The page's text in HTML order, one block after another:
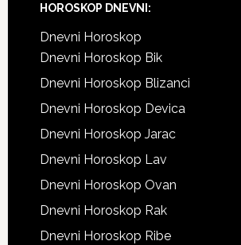
Footer
HOROSKOP DNEVNI:
Dnevni Horoskop
Dnevni Horoskop Bik
Dnevni Horoskop Blizanci
Dnevni Horoskop Devica
Dnevni Horoskop Jarac
Dnevni Horoskop Lav
Dnevni Horoskop Ovan
Dnevni Horoskop Rak
Dnevni Horoskop Ribe